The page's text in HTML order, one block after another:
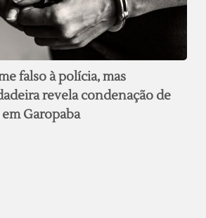
falso à polícia, mas
revela condenação de
em Garopaba